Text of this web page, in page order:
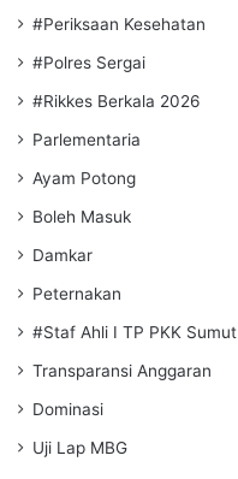
#Periksaan Kesehatan
#Polres Sergai
#Rikkes Berkala 2026
Parlementaria
Ayam Potong
Boleh Masuk
Damkar
Peternakan
#Staf Ahli I TP PKK Sumut
Transparansi Anggaran
Dominasi
Uji Lap MBG